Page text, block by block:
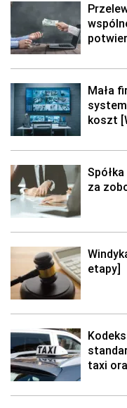
Mała
koszt
za
etapy]
taxi